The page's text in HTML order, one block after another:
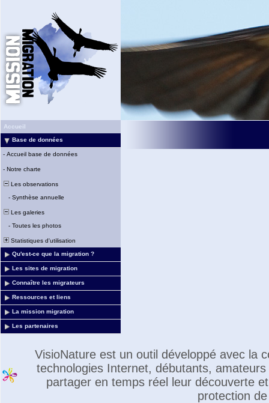
Accueil
Base de données
- Accueil base de données
- Notre charte
Les observations
- Synthèse annuelle
Les galeries
- Toutes les photos
Statistiques d'utilisation
Qu'est-ce que la migration ?
Les sites de migration
Connaître les migrateurs
Ressources et liens
La mission migration
Les partenaires
VisioNature est un outil développé avec la
technologies Internet, débutants,
partager en temps réel leur découverte
protection